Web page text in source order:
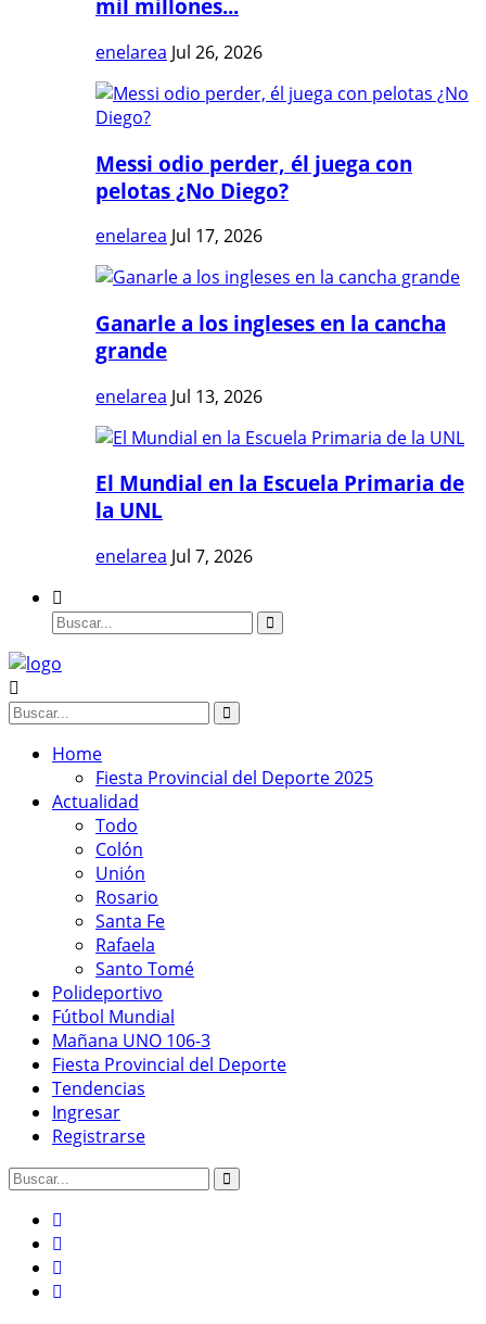
mil millones...
enelarea Jul 26, 2026
Messi odio perder, él juega con
pelotas ¿No Diego?
enelarea Jul 17, 2026
Ganarle a los ingleses en la cancha
grande
enelarea Jul 13, 2026
El Mundial en la Escuela Primaria de
la UNL
enelarea Jul 7, 2026
Home
Fiesta Provincial del Deporte 2025
Actualidad
Todo
Colón
Unión
Rosario
Santa Fe
Rafaela
Santo Tomé
Polideportivo
Fútbol Mundial
Mañana UNO 106-3
Fiesta Provincial del Deporte
Tendencias
Ingresar
Registrarse